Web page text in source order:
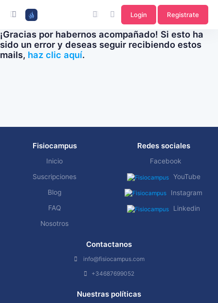
Login Registrate
¡Gracias por habernos acompañado! Si esto ha
sido un error y deseas seguir recibiendo estos
mails, haz clic aquí.
Fisiocampus
Inicio
Suscripciones
Blog
FAQ
Nosotros
Redes sociales
Facebook
YouTube
Instagram
Linkedin
Contactanos
info@fisiocampus.com
+34687699052
Nuestras políticas